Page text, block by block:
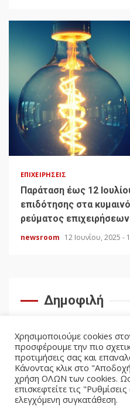
ΕΠΙΧΕΙΡΉΣΕΙΣ
Παράταση έως 12
επιδότησης στα
ρεύματος επιχειρήσεων
newsroom 12 Ιουνίου, 2025 -
Δημοφιλή
Χρησιμοποιούμε cookies
προσφέρουμε την πιο
προτιμήσεις σας και
Κάνοντας κλικ στο
χρήση ΟΛΩΝ των cookies.
επισκεφτείτε τις
ελεγχόμενη συγκατάθεση.